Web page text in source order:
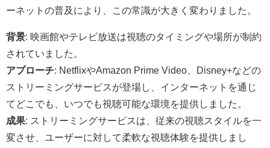
ーネットの普及により、この常識が大きく変わりました。
背景: 映画館やテレビ放送は視聴のタイミングや場所が制約
されていました。
アプローチ: NetflixやAmazon Prime Video、Disney+などの
ストリーミングサービスが登場し、インターネットを通じ
てどこでも、いつでも視聴可能な環境を提供しました。
成果: ストリーミングサービスは、従来の視聴スタイルを一
変させ、ユーザーに対して柔軟な視聴体験を提供しまし